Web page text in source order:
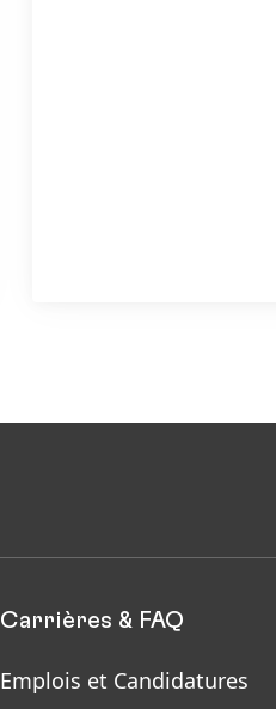
Carrières & FAQ
Emplois et Candidatures